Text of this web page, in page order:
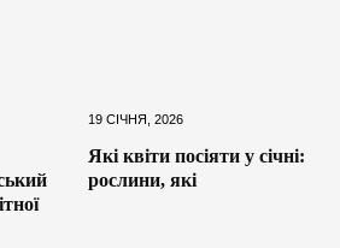
19 СІЧНЯ, 2026
Які квіти посіяти у січні:
рослини, які